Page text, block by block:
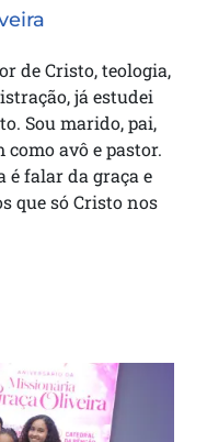
de Cristo, teologia,
já estudei
Sou marido, pai,
avô e pastor.
é falar da graça e
que só Cristo nos